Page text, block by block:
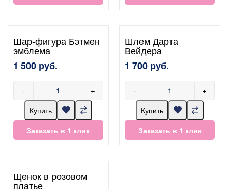
Шар-фигура Бэтмен
эмблема
1 500 руб.
- +
Купить
Заказать в 1 клик
Шлем Дарта
Вейдера
1 700 руб.
- +
Купить
Заказать в 1 клик
Щенок в розовом
платье